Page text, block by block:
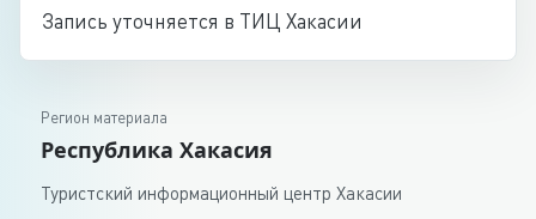
Запись уточняется в ТИЦ Хакасии
Регион материала
Республика Хакасия
Туристский информационный центр Хакасии